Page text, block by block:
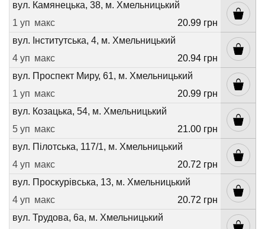
вул. Камянецька, 38, м. Хмельницький
1 уп макс
20.99 грн
вул. Інститутська, 4, м. Хмельницький
4 уп макс
20.94 грн
вул. Проспект Миру, 61, м. Хмельницький
1 уп макс
20.99 грн
вул. Козацька, 54, м. Хмельницький
5 уп макс
21.00 грн
вул. Пілотська, 117/1, м. Хмельницький
4 уп макс
20.72 грн
вул. Проскурівська, 13, м. Хмельницький
4 уп макс
20.72 грн
вул. Трудова, 6а, м. Хмельницький